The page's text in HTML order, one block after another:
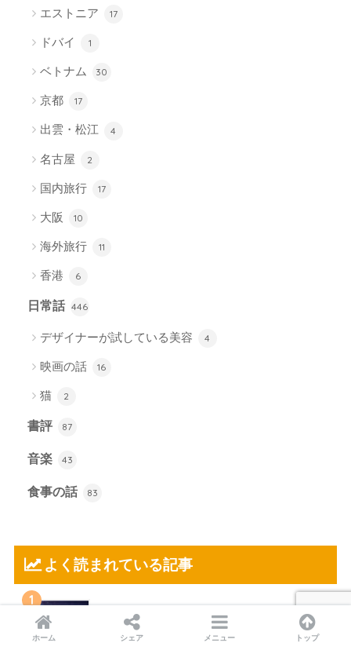
エストニア 17
ドバイ 1
ベトナム 30
京都 17
出雲・松江 4
名古屋 2
国内旅行 17
大阪 10
海外旅行 11
香港 6
日常話 446
デザイナーが試している美容 4
映画の話 16
猫 2
書評 87
音楽 43
食事の話 83
よく読まれている記事
1
41歳の女が前知識完全ゼロのまま「伝説巨神
イデオン」全話を観た話
ホーム シェア メニュー トップ